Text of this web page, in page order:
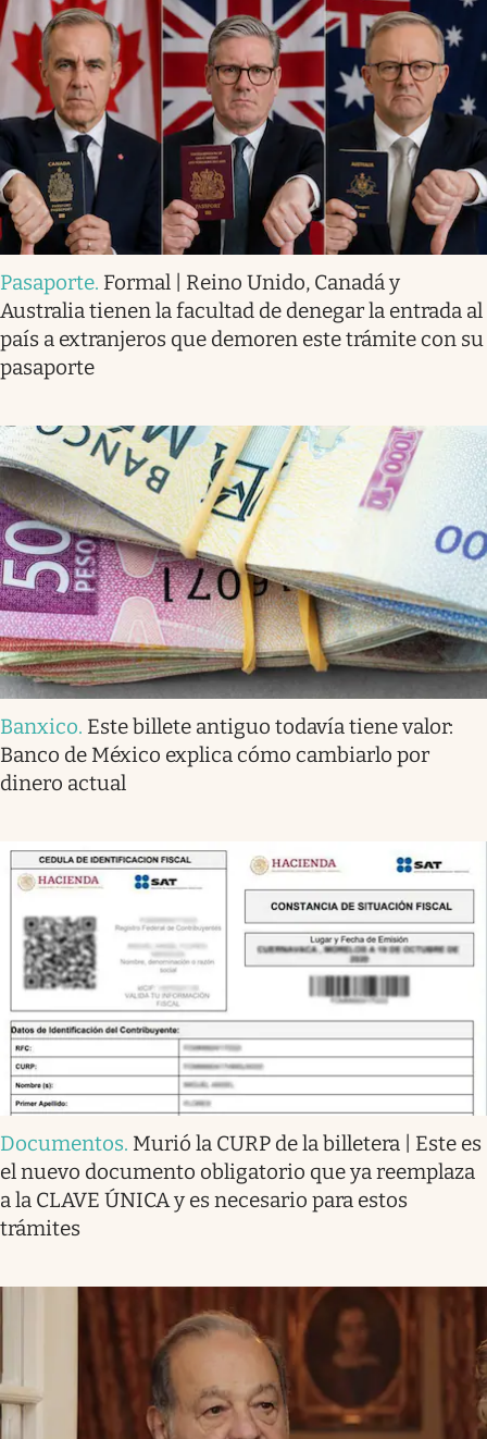
Pasaporte. Formal | Reino Unido, Canadá y
Australia tienen la facultad de denegar la entrada al
país a extranjeros que demoren este trámite con su
pasaporte
Banxico. Este billete antiguo todavía tiene valor:
Banco de México explica cómo cambiarlo por
dinero actual
Documentos. Murió la CURP de la billetera | Este es
el nuevo documento obligatorio que ya reemplaza
a la CLAVE ÚNICA y es necesario para estos
trámites